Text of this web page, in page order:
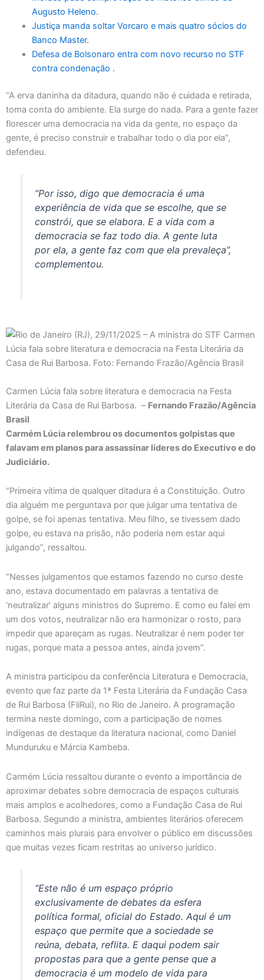
Augusto Heleno.
Justiça manda soltar Vorcaro e mais quatro sócios do
Banco Master.
Defesa de Bolsonaro entra com novo recurso no STF
contra condenação .
“A erva daninha da ditadura, quando não é cuidada e retirada,
toma conta do ambiente. Ela surge do nada. Para a gente fazer
florescer uma democracia na vida da gente, no espaço da
gente, é preciso construir e trabalhar todo o dia por ela”,
defendeu.
“Por isso, digo que democracia é uma
experiência de vida que se escolhe, que se
constrói, que se elabora. E a vida com a
democracia se faz todo dia. A gente luta
por ela, a gente faz com que ela prevaleça”,
complementou.
Carmen Lúcia fala sobre literatura e democracia na Festa
Literária da Casa de Rui Barbosa. – Fernando Frazão/Agência
Brasil
Carmém Lúcia relembrou os documentos golpistas que
falavam em planos para assassinar líderes do Executivo e do
Judiciário.
“Primeira vítima de qualquer ditadura é a Constituição. Outro
dia alguém me perguntava por que julgar uma tentativa de
golpe, se foi apenas tentativa. Meu filho, se tivessem dado
golpe, eu estava na prisão, não poderia nem estar aqui
julgando”, ressaltou.
“Nesses julgamentos que estamos fazendo no curso deste
ano, estava documentado em palavras a tentativa de
‘neutralizar’ alguns ministros do Supremo. E como eu falei em
um dos votos, neutralizar não era harmonizar o rosto, para
impedir que apareçam as rugas. Neutralizar é nem poder ter
rugas, porque mata a pessoa antes, ainda jovem”.
A ministra participou da conferência Literatura e Democracia,
evento que faz parte da 1ª Festa Literária da Fundação Casa
de Rui Barbosa (FliRui), no Rio de Janeiro. A programação
termina neste domingo, com a participação de nomes
indígenas de destaque da literatura nacional, como Daniel
Munduruku e Márcia Kambeba.
Carmém Lúcia ressaltou durante o evento a importância de
aproximar debates sobre democracia de espaços culturais
mais amplos e acolhedores, como a Fundação Casa de Rui
Barbosa. Segundo a ministra, ambientes literários oferecem
caminhos mais plurais para envolver o público em discussões
que muitas vezes ficam restritas ao universo jurídico.
“Este não é um espaço próprio
exclusivamente de debates da esfera
política formal, oficial do Estado. Aqui é um
espaço que permite que a sociedade se
reúna, debata, reflita. E daqui podem sair
propostas para que a gente pense que a
democracia é um modelo de vida para